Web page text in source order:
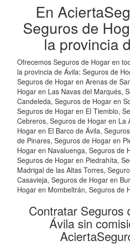
En
Seguros de
la provincia
Ofrecemos Seguros de Hogar en
la provincia de Ávila: Seguros de
Seguros de Hogar en Arenas de
Hogar en Las Navas del Marqués,
Candeleda, Seguros de Hogar en
Seguros de Hogar en El Tiemblo,
Cebreros, Seguros de Hogar en La
Hogar en El Barco de Ávila,
de Pinares, Seguros de Hogar en
Hogar en Navaluenga, Seguros de
Seguros de Hogar en Piedrahíta,
Madrigal de las Altas Torres,
Casavieja, Seguros de Hogar en
Hogar en Mombeltrán, Seguros de
Contratar Seguros
Ávila sin